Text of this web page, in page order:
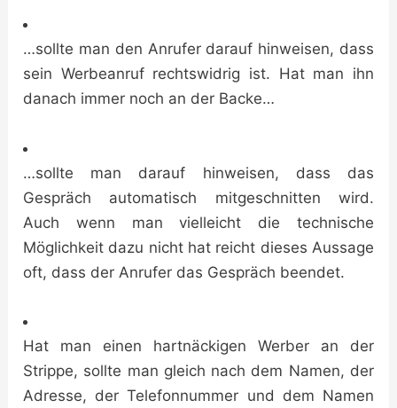
…sollte man den Anrufer darauf hinweisen, dass
sein Werbeanruf rechtswidrig ist. Hat man ihn
danach immer noch an der Backe…
…sollte man darauf hinweisen, dass das
Gespräch automatisch mitgeschnitten wird.
Auch wenn man vielleicht die technische
Möglichkeit dazu nicht hat reicht dieses Aussage
oft, dass der Anrufer das Gespräch beendet.
Hat man einen hartnäckigen Werber an der
Strippe, sollte man gleich nach dem Namen, der
Adresse, der Telefonnummer und dem Namen